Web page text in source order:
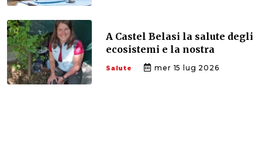
A Castel Belasi la salute degli
ecosistemi e la nostra
Salute mer 15 lug 2026